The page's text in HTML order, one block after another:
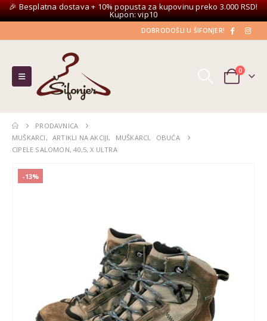
🎉 Besplatna dostava + 10% popusta za kupovinu preko 3.000 RSD!
Kupon: vip10
DOBRODOŠLI U ŠIFONJER!
0
PRODAVNICA
MUŠKARCI, ARTIKLI NA AKCIJI, MUŠKARCI,
OBUĆA
CIPELE SALOMON, 40,5, X ULTRA
-13%